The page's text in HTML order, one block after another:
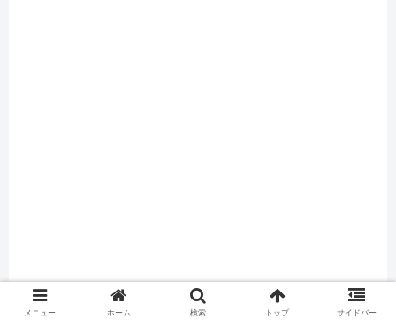
メニュー ホーム 検索 トップ サイドバー